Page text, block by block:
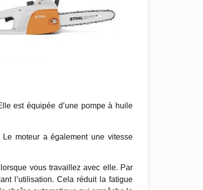
est équipée d’une pompe à huile
moteur a également une vitesse
vous travaillez avec elle. Par
l’utilisation. Cela réduit la fatigue